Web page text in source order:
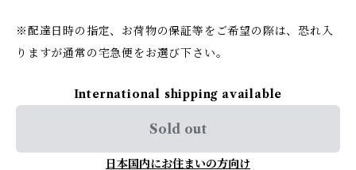
※配達日時の指定、お荷物の保証等をご希望の際は、恐れ入
りますが通常の宅急便をお選び下さい。
International shipping available
Sold out
日本国内にお住まいの方向け